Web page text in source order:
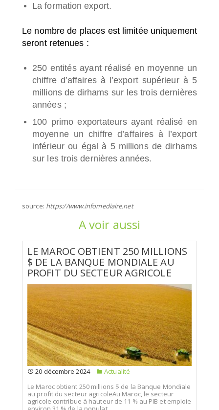
La formation export.
Le nombre de places est limitée uniquement
seront retenues :
250 entités ayant réalisé en moyenne un
chiffre d’affaires à l’export supérieur à 5
millions de dirhams sur les trois dernières
années ;
100 primo exportateurs ayant réalisé en
moyenne un chiffre d’affaires à l’export
inférieur ou égal à 5 millions de dirhams
sur les trois dernières années.
source: https://www.infomediaire.net
A voir aussi
LE MAROC OBTIENT 250 MILLIONS
$ DE LA BANQUE MONDIALE AU
PROFIT DU SECTEUR AGRICOLE
20 décembre 2024
Actualité
Le Maroc obtient 250 millions $ de la Banque Mondiale
au profit du secteur agricoleAu Maroc, le secteur
agricole contribue à hauteur de 11 % au PIB et emploie